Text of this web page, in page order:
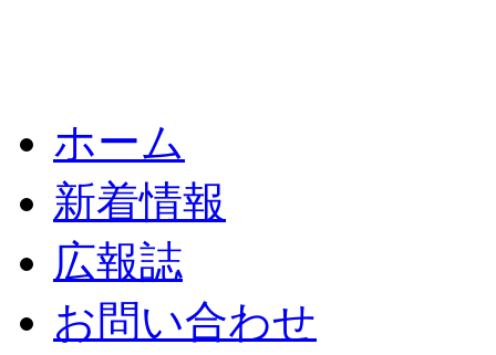
ホーム
新着情報
広報誌
お問い合わせ